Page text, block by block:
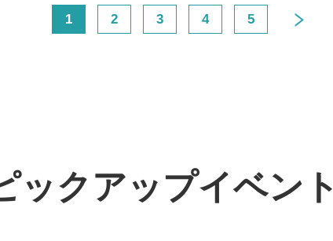
1 2 3 4 5
ックアップイベント